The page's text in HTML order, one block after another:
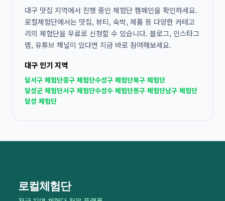
대구 맛집 지역에서 진행 중인 체험단 캠페인을 확인하세요.
로컬체험단에서는 맛집, 뷰티, 숙박, 제품 등 다양한 카테고
리의 체험단을 무료로 신청할 수 있습니다. 블로그, 인스타그
램, 유튜브 채널이 있다면 지금 바로 참여해보세요.
대구 인기 지역
달서구 체험단중구 체험단수성구 체험단북구 체험단
달성군 체험단서구 체험단수성수 체험단동구 체험단남구 체험단
달성 체험단
로컬체험단